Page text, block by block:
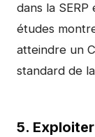
dans la
études
atteindre un
standard de
5.